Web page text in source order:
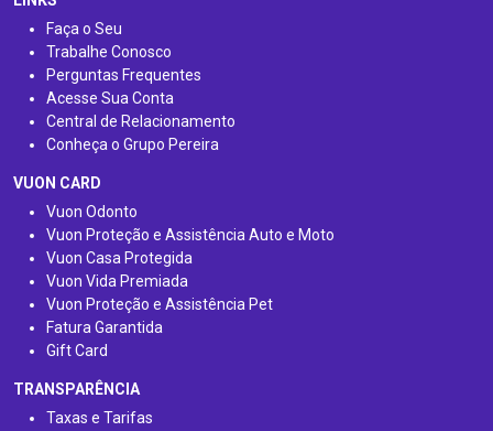
Faça o Seu
Trabalhe Conosco
Perguntas Frequentes
Acesse Sua Conta
Central de Relacionamento
Conheça o Grupo Pereira
VUON CARD
Vuon Odonto
Vuon Proteção e Assistência Auto e Moto
Vuon Casa Protegida
Vuon Vida Premiada
Vuon Proteção e Assistência Pet
Fatura Garantida
Gift Card
TRANSPARÊNCIA
Taxas e Tarifas